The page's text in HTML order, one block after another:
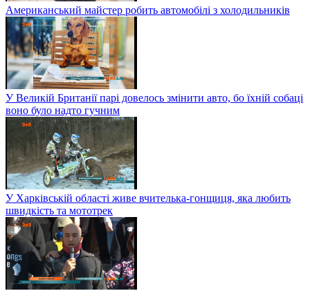
Американський майстер робить автомобілі з холодильників
У Великій Британії парі довелось змінити авто, бо їхній собаці
воно було надто гучним
У Харківській області живе вчителька-гонщиця, яка любить
швидкість та мототрек